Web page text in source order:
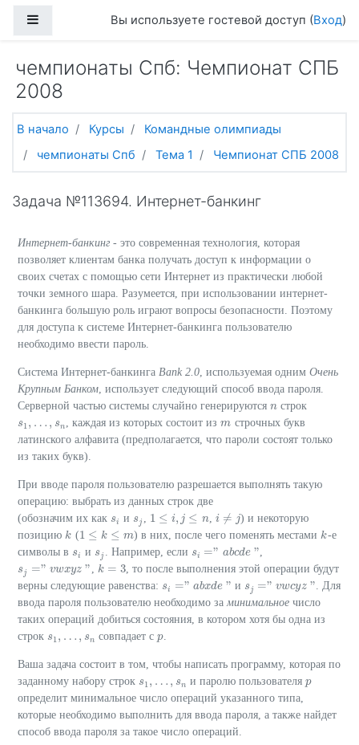
Боковая панельВы используете гостевой доступ (Вход)
чемпионаты Спб: Чемпионат СПБ
2008
В начало Курсы
Командные олимпиады
чемпионаты Спб
Тема 1 Чемпионат СПБ 2008
Задача №113694. Интернет-банкинг
Интернет-банкинг - это современная технология, которая
позволяет клиентам банка получать доступ к информации о
своих счетах с помощью сети Интернет из практически любой
точки земного шара. Разумеется, при использовании интернет-
банкинга большую роль играют вопросы безопасности. Поэтому
для доступа к системе Интернет-банкинга пользователю
необходимо ввести пароль.
Система Интернет-банкинга Bank 2.0, используемая одним Очень
Крупным Банком, использует следующий способ ввода пароля.
Серверной частью системы случайно генерируются n
n строк
s1, … , sn
s1 , … s n , каждая из которых состоит изm
m строчных букв
латинского алфавита (предполагается, что пароли состоят только
из таких букв).
При вводе пароля пользователю разрешается выполнять такую
операцию: выбрать из данных строк две
(обозначим их как si
si и s j
sj , 1 ≤ i, j ≤ n
1≤i, ≤n ,i ≠ j
i≠j
) и некоторую
позицию k
k (1 ≤ k ≤ m
1≤k ≤m ) в них, после чего поменять местамиk
k-е
символы в si
si и s j
sj . Например, если si =" abcde "
si="ab cde" ,
s j =" vwxyz "
sj="vw xyz" , k = 3
k=3
, то после выполнения этой операции будут
верны следующие равенства: si =" abxde "
si="ab xde" и s j =" vwcyz "
sj="vwcyz"
. Для
ввода пароля пользователю необходимо заминимальное число
таких операций добиться состояния, в котором хотя бы одна из
строк s1, … , sn
s1 , … s n совпадает сp
p.
Ваша задача состоит в том, чтобы написать программу, которая по
заданному набору строк s1, … , sn
s1 , … s n и паролю пользователяp
p
определит минимальное число операций указанного типа,
которые необходимо выполнить для ввода пароля, а также найдет
способ ввода пароля за такое число операций.